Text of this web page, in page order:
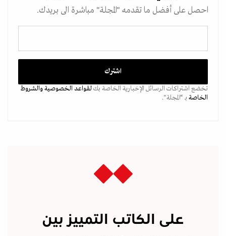
احصل على أفضل ما تقدمه "المجلة" مباشرة الى بريدك.
تخضع اشتراكات الرسائل الإخبارية الخاصة بكلقواعد الخصوصيةوالشروط
الخاصة بـ “المجلة".
على الكاتب التمييز بين